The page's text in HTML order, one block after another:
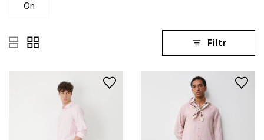
on
Filtr